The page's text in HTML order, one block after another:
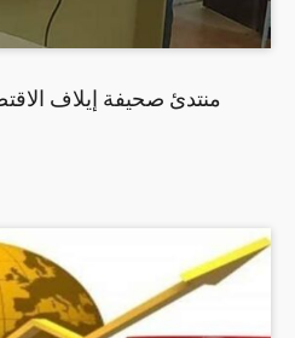
منتدئ صحيفة إيلاف